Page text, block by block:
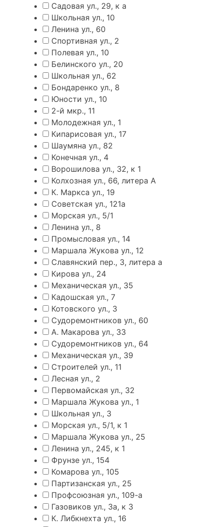
Садовая ул., 29, к а
Школьная ул., 10
Ленина ул., 60
Спортивная ул., 2
Полевая ул., 10
Белинского ул., 20
Школьная ул., 62
Бондаренко ул., 8
Юности ул., 10
2-й мкр., 11
Молодежная ул., 1
Кипарисовая ул., 17
Шаумяна ул., 82
Конечная ул., 4
Ворошилова ул., 32, к 1
Колхозная ул., 66, литера А
К. Маркса ул., 19
Советская ул., 121а
Морская ул., 5/1
Ленина ул., 8
Промысловая ул., 14
Маршала Жукова ул., 12
Славянский пер., 3, литера а
Кирова ул., 24
Механическая ул., 35
Кадошская ул., 7
Котовского ул., 3
Судоремонтников ул., 60
А. Макарова ул., 33
Судоремонтников ул., 64
Механическая ул., 39
Строителей ул., 11
Лесная ул., 2
Первомайская ул., 32
Маршала Жукова ул., 1
Школьная ул., 3
Морская ул., 5/1, к 1
Маршала Жукова ул., 25
Ленина ул., 245, к 1
Фрунзе ул., 154
Комарова ул., 105
Партизанская ул., 25
Профсоюзная ул., 109-а
Газовиков ул., 3а, к 3
К. Либкнехта ул., 16